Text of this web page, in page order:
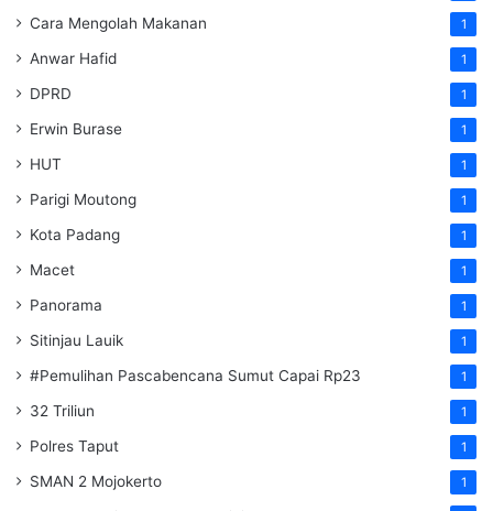
Cara Mengolah Makanan 1
Anwar Hafid 1
DPRD 1
Erwin Burase 1
HUT 1
Parigi Moutong 1
Kota Padang 1
Macet 1
Panorama 1
Sitinjau Lauik 1
#Pemulihan Pascabencana Sumut Capai Rp23 1
32 Triliun 1
Polres Taput 1
SMAN 2 Mojokerto 1